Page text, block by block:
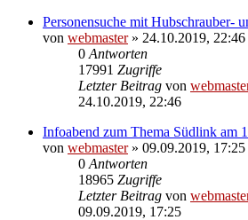
Personensuche mit Hubschrauber-
von webmaster» 24.10.2019, 22:46
0 Antworten
17991 Zugriffe
Letzter Beitrag von
24.10.2019, 22:46
Infoabend zum Thema Südlink am
von webmaster» 09.09.2019, 17:25
0 Antworten
18965 Zugriffe
Letzter Beitrag von
09.09.2019, 17:25